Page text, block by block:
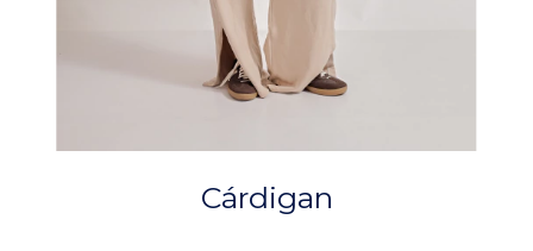
Cárdigan